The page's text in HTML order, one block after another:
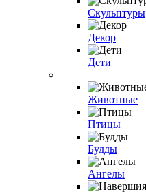
Скульптуры
Декор
Дети
Животные
Птицы
Будды
Ангелы